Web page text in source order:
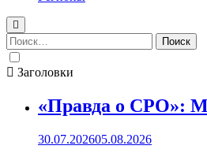
Найти:
Заголовки
«Правда о СРО»:
30.07.202605.08.2026